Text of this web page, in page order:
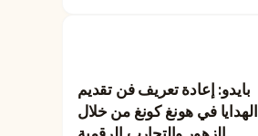
بايدو: إعادة تعريف فن تقديم
الهدايا في هونغ كونغ من خلال